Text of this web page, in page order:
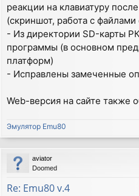
реакции на клавиатуру
(скриншот, работа с файлами
- Из директории SD-карты
программы (в основном
платформ)
- Исправлены замеченные
Web-версия на сайте также
Эмулятор Emu80
aviator
Doomed
Re: Emu80 v.4